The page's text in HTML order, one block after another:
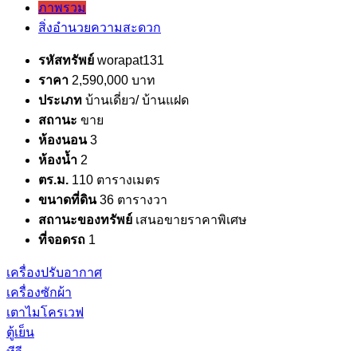
ภาพรวม
สิ่งอำนวยความสะดวก
รหัสทรัพย์ worapat131
ราคา 2,590,000 บาท
ประเภท บ้านเดี่ยว/ บ้านแฝด
สถานะ ขาย
ห้องนอน 3
ห้องน้ำ 2
ตร.ม. 110 ตารางเมตร
ขนาดที่ดิน 36 ตารางวา
สถานะของทรัพย์ เสนอขายราคาพิเศษ
ที่จอดรถ 1
เครื่องปรับอากาศ
เครื่องซักผ้า
เตาไมโครเวฟ
ตู้เย็น